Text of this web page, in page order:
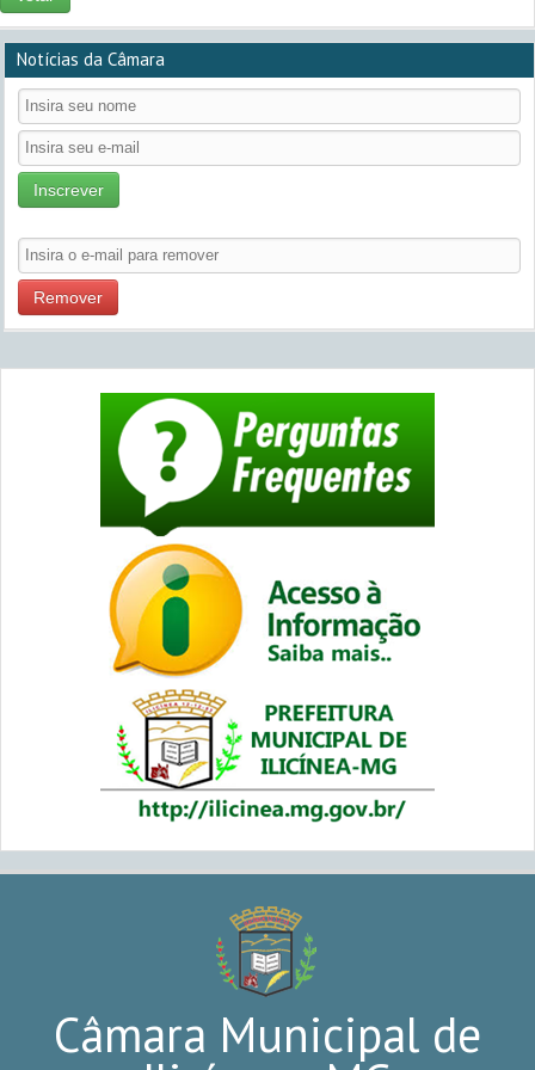
Notícias da Câmara
Inscrever
Remover
Câmara Municipal de